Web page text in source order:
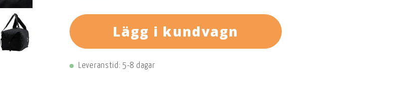
Lägg i kundvagn
Leveranstid: 5-8 dagar